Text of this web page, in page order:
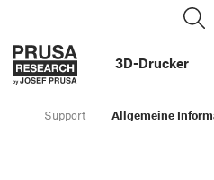
3D-Drucker
Support Allgemeine